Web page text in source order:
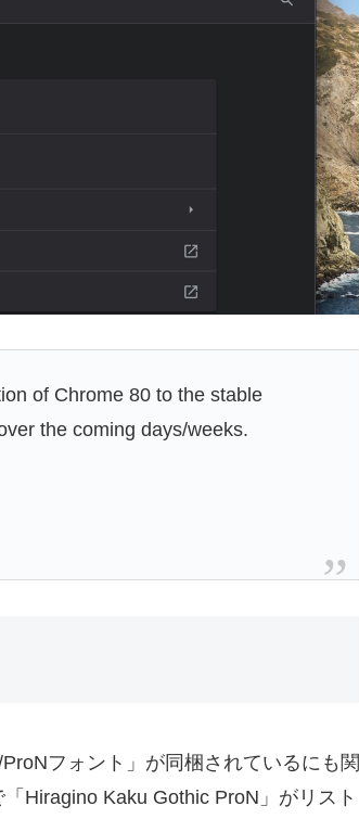
of Chrome 80 to the stable
the coming days/weeks.
フォント」が同梱されているにも関
Hiragino Kaku Gothic ProN」がリスト